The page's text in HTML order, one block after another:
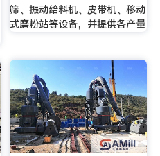
筛、振动给料机、皮带机、移动
式磨粉站等设备，并提供各产量